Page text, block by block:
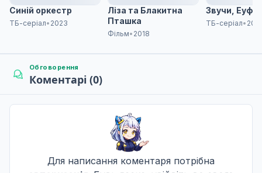
Вираження арпеджіо
Оркестр у майбутнє
Синій оркестр
ТБ-серіал• 2023
Ліза та Блакитна
Пташка
Фільм• 2018
Звучи,
ТБ-серіал• 2015
Обговорення
Коментарі (0)
Для написання коментаря потрібна